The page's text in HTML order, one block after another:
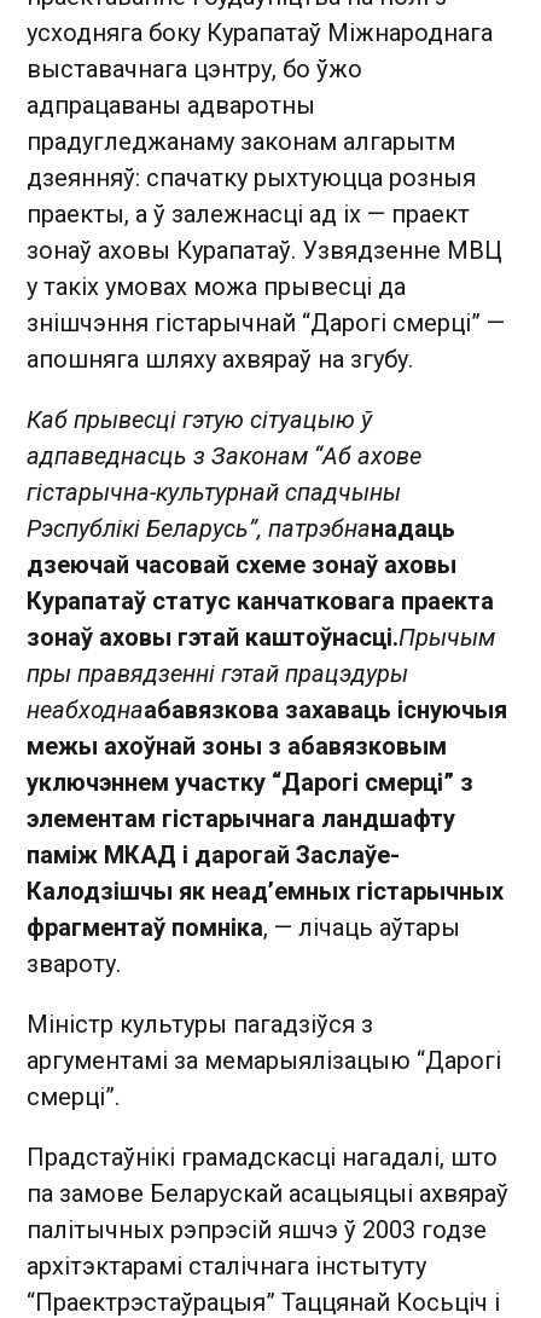
усходняга боку Курапатаў Міжнароднага
выставачнага цэнтру, бо ўжо
адпрацаваны адваротны
прадугледжанаму законам алгарытм
дзеянняў: спачатку рыхтуюцца розныя
праекты, а ў залежнасці ад іх — праект
зонаў аховы Курапатаў. Узвядзенне МВЦ
у такіх умовах можа прывесці да
знішчэння гістарычнай “Дарогі смерці” —
апошняга шляху ахвяраў на згубу.
Каб прывесці гэтую сітуацыю ў
адпаведнасць з Законам “Аб ахове
гістарычна-культурнай спадчыны
Рэспублікі Беларусь”, патрэбнанадаць
дзеючай часовай схеме зонаў аховы
Курапатаў статус канчатковага праекта
зонаў аховы гэтай каштоўнасці.Прычым
пры правядзенні гэтай працэдуры
неабходнаабавязкова захаваць існуючыя
межы ахоўнай зоны з абавязковым
уключэннем участку “Дарогі смерці” з
элементам гістарычнага ландшафту
паміж МКАД і дарогай Заслаўе-
Калодзішчы як неад’емных гістарычных
фрагментаў помніка, — лічаць аўтары
звароту.
Міністр культуры пагадзіўся з
аргументамі за мемарыялізацыю “Дарогі
смерці”.
Прадстаўнікі грамадскасці нагадалі, што
па замове Беларускай асацыяцыі ахвяраў
палітычных рэпрэсій яшчэ ў 2003 годзе
архітэктарамі сталічнага інстытуту
“Праектрэстаўрацыя” Таццянай Косьціч і